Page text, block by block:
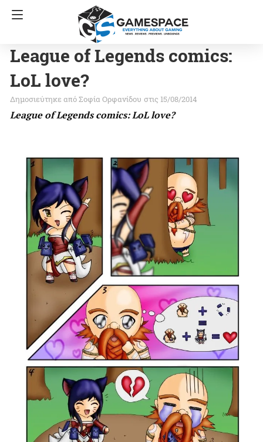
League of Legends comics:
LoL love?
Σοφία Ορφανίδου στις 15/08/2014
League of Legends comics: LoL love?